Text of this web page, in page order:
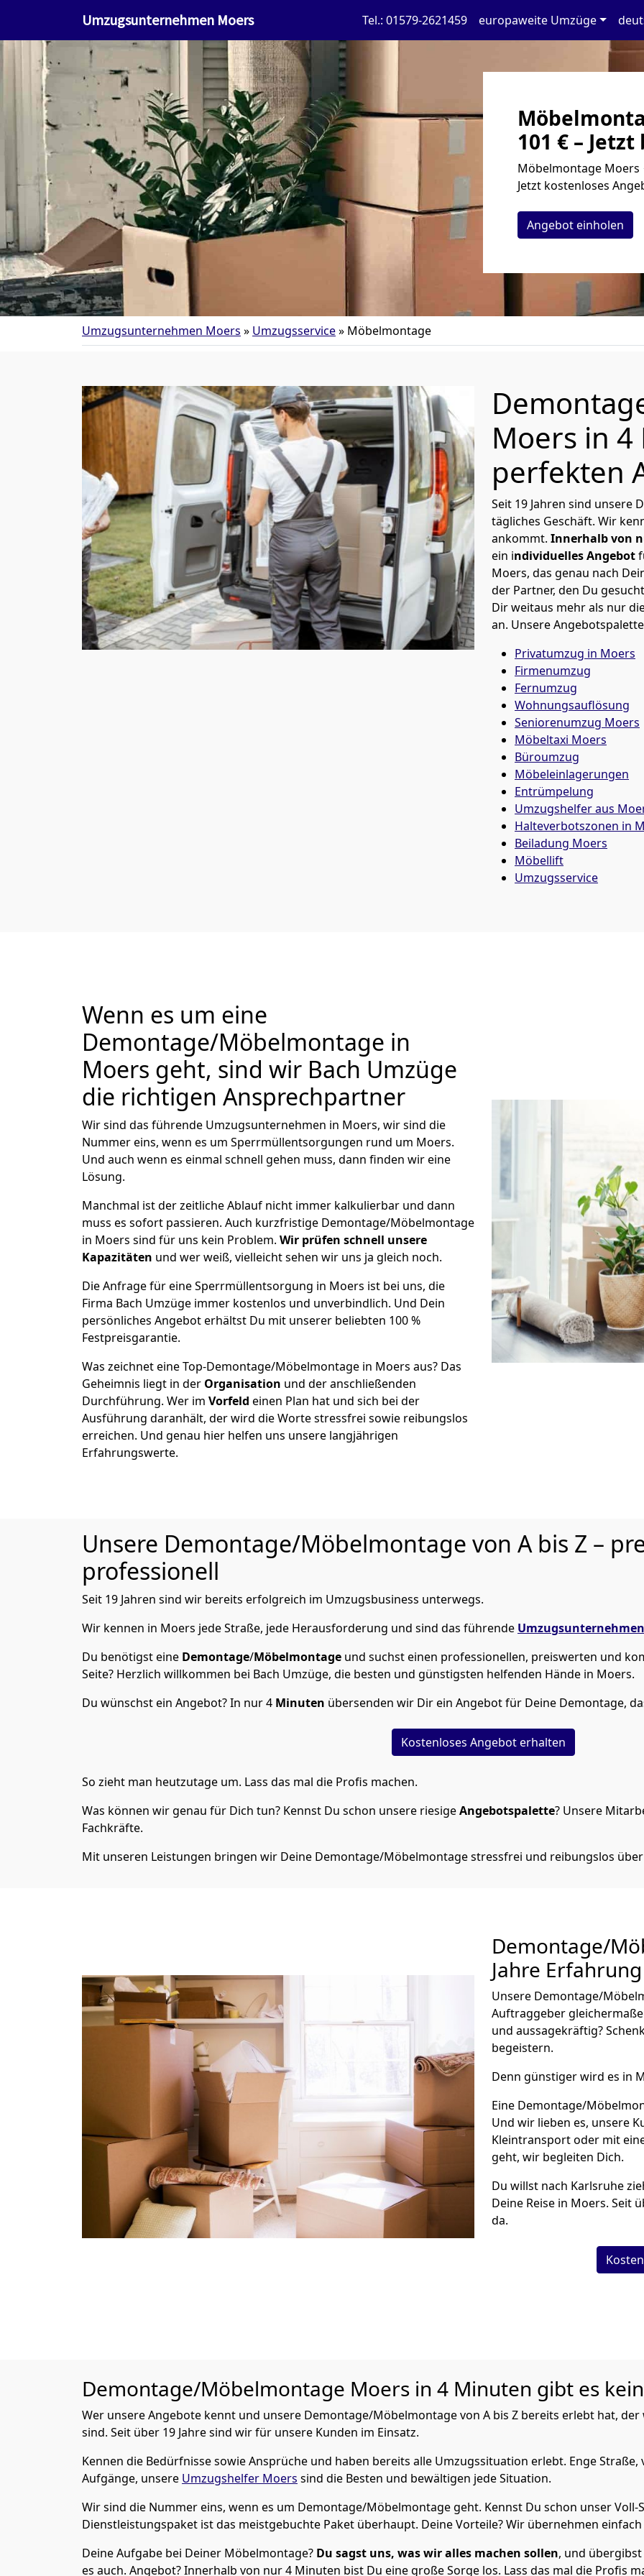
Umzugsunternehmen Moers Tel.: 01579-2621459 europaweite Umzüge
101 € –
Möbelmontage
Jetzt kostenloses
Angebot einholen
Umzugsunternehmen Moers » Umzugsservice» Möbelmontage
Moers in
perfekten
Seit 19 Jahren sind unsere
tägliches Geschäft. Wir
ankommt. Innerhalb von
ein individuelles Angebot
Moers, das genau nach
der Partner, den Du
Dir weitaus mehr als nur
an. Unsere
Privatumzug in Moers
Firmenumzug
Fernumzug
Wohnungsauflösung
Seniorenumzug Moers
Möbeltaxi Moers
Büroumzug
Möbeleinlagerungen
Entrümpelung
Umzugshelfer aus
Halteverbotszonen in
Beiladung Moers
Möbellift
Umzugsservice
Wenn es um eine
Demontage/Möbelmontage in
Moers geht, sind wir Bach Umzüge
die richtigen Ansprechpartner
Wir sind das führende Umzugsunternehmen in Moers, wir sind die
Nummer eins, wenn es um Sperrmüllentsorgungen rund um Moers.
Und auch wenn es einmal schnell gehen muss, dann finden wir eine
Lösung.
Manchmal ist der zeitliche Ablauf nicht immer kalkulierbar und dann
muss es sofort passieren. Auch kurzfristige Demontage/Möbelmontage
in Moers sind für uns kein Problem. Wir prüfen schnell unsere
Kapazitäten und wer weiß, vielleicht sehen wir uns ja gleich noch.
Die Anfrage für eine Sperrmüllentsorgung in Moers ist bei uns, die
Firma Bach Umzüge immer kostenlos und unverbindlich. Und Dein
persönliches Angebot erhältst Du mit unserer beliebten 100 %
Festpreisgarantie.
Was zeichnet eine Top-Demontage/Möbelmontage in Moers aus? Das
Geheimnis liegt in der Organisation und der anschließenden
Durchführung. Wer im Vorfeld einen Plan hat und sich bei der
Ausführung daranhält, der wird die Worte stressfrei sowie reibungslos
erreichen. Und genau hier helfen uns unsere langjährigen
Erfahrungswerte.
Unsere Demontage/Möbelmontage von A bis Z –
professionell
Seit 19 Jahren sind wir bereits erfolgreich im Umzugsbusiness unterwegs.
Wir kennen in Moers jede Straße, jede Herausforderung und sind das führende Umzugsunternehmen
Du benötigst eine Demontage/Möbelmontage und suchst einen professionellen, preiswerten und
Seite? Herzlich willkommen bei Bach Umzüge, die besten und günstigsten helfenden Hände in Moers.
Du wünschst ein Angebot? In nur 4 Minuten übersenden wir Dir ein Angebot für Deine Demontage,
Kostenloses Angebot erhalten
So zieht man heutzutage um. Lass das mal die Profis machen.
Was können wir genau für Dich tun? Kennst Du schon unsere riesigeAngebotspalette? Unsere
Fachkräfte.
Mit unseren Leistungen bringen wir Deine Demontage/Möbelmontage stressfrei und reibungslos über
Demontage/
Jahre Erfahrung
Unsere Demontage/
Auftraggeber
und aussagekräftig?
begeistern.
Denn günstiger wird es in
Eine Demontage/
Und wir lieben es, unsere
Kleintransport oder mit
geht, wir begleiten Dich.
Du willst nach Karlsruhe
Deine Reise in Moers. Seit
da.
Demontage/Möbelmontage Moers in 4 Minuten gibt es
Wer unsere Angebote kennt und unsere Demontage/Möbelmontage von A bis Z bereits erlebt hat,
sind. Seit über 19 Jahre sind wir für unsere Kunden im Einsatz.
Kennen die Bedürfnisse sowie Ansprüche und haben bereits alle Umzugssituation erlebt. Enge
Aufgänge, unsere Umzugshelfer Moers sind die Besten und bewältigen jede Situation.
Wir sind die Nummer eins, wenn es um Demontage/Möbelmontage geht. Kennst Du schon unser Voll-
Dienstleistungspaket ist das meistgebuchte Paket überhaupt. Deine Vorteile? Wir übernehmen einfach
Deine Aufgabe bei Deiner Möbelmontage? Du sagst uns, was wir alles machen sollen, und übergibst
es auch. Angebot? Innerhalb von nur 4 Minuten bist Du eine große Sorge los. Lass das mal die Profis